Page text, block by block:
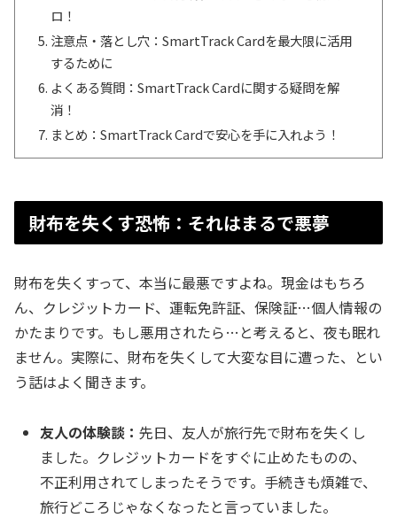
ロ！
注意点・落とし穴：SmartTrack Cardを最大限に活用
するために
よくある質問：SmartTrack Cardに関する疑問を解
消！
まとめ：SmartTrack Cardで安心を手に入れよう！
財布を失くす恐怖：それはまるで悪夢
財布を失くすって、本当に最悪ですよね。現金はもちろ
ん、クレジットカード、運転免許証、保険証…個人情報の
かたまりです。もし悪用されたら…と考えると、夜も眠れ
ません。実際に、財布を失くして大変な目に遭った、とい
う話はよく聞きます。
友人の体験談：先日、友人が旅行先で財布を失くし
ました。クレジットカードをすぐに止めたものの、
不正利用されてしまったそうです。手続きも煩雑で、
旅行どころじゃなくなったと言っていました。